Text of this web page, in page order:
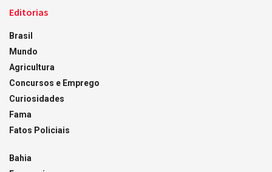
Editorias
Brasil
Mundo
Agricultura
Concursos e Emprego
Curiosidades
Fama
Fatos Policiais
Bahia